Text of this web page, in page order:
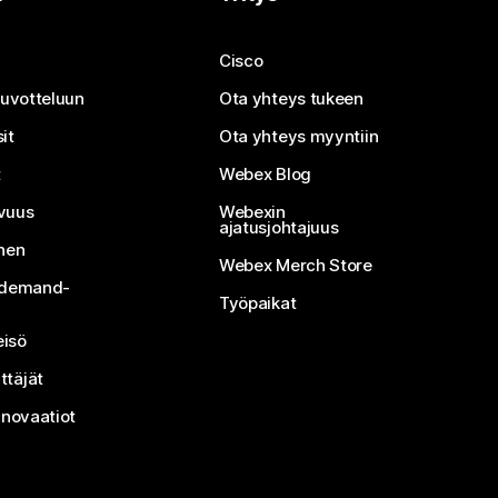
Cisco
Ota yhteys tukeen
Ota yhteys myyntiin
Webex Blog
Webexin
ajatusjohtajuus
Webex Merch Store
Työpaikat